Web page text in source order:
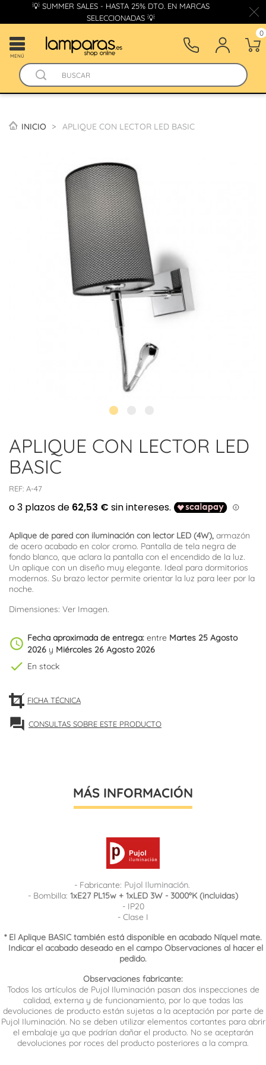
💡 SUMMER SALES - HASTA 25% DTO. EN MARCAS
SELECCIONADAS 💡
MENÚ
0
INICIO APLIQUE CON LECTOR LED BASIC
APLIQUE CON LECTOR LED
BASIC
REF: A-47
Aplique de pared con iluminación con lector LED (4W), armazón
de acero acabado en color cromo. Pantalla de tela negra de
fondo blanco, que aclara la pantalla con el encendido de la luz.
Un aplique con un diseño muy elegante. Ideal para dormitorios
modernos. Su brazo lector permite orientar la luz para leer por la
noche.
Dimensiones: Ver Imagen.
schedule Fecha aproximada de entrega: entre Martes 25 Agosto
2026 y Miércoles 26 Agosto 2026
check En stock
FICHA TÉCNICA
forum CONSULTAS SOBRE ESTE PRODUCTO
MÁS INFORMACIÓN
- Fabricante: Pujol Iluminación.
- Bombilla: 1xE27 PL15w + 1xLED 3W - 3000ºK (incluidas)
- IP20
- Clase I
* El Aplique BASIC también está disponible en acabado Níquel mate.
Indicar el acabado deseado en el campo Observaciones al hacer el
pedido.
Observaciones fabricante:
Todos los artículos de Pujol Iluminación pasan dos inspecciones de
calidad, externa y de funcionamiento, por lo que todas las
devoluciones de producto están sujetas a la aceptación por parte de
Pujol Iluminación. No se deben utilizar elementos cortantes para abrir
el embalaje ya que podrían dañar el producto. No se aceptarán
devoluciones por roces del producto posteriores a la compra.